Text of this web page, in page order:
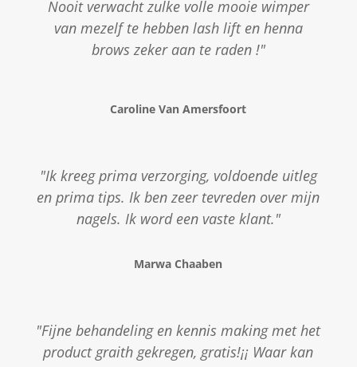
Nooit verwacht zulke volle mooie wimper
van mezelf te hebben lash lift en henna
brows zeker aan te raden !"
Caroline Van Amersfoort
"Ik kreeg prima verzorging, voldoende uitleg
en prima tips. Ik ben zeer tevreden over mijn
nagels. Ik word een vaste klant."
Marwa Chaaben
"Fijne behandeling en kennis making met het
product graith gekregen, gratis!¡¡ Waar kan